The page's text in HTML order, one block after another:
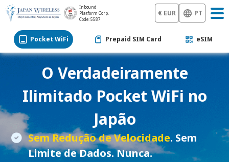
Inbound
Platform Corp.
Code: 5587
€ EUR PT
Pocket WiFi Prepaid SIM Card eSIM
O Verdadeiramente
Ilimitado Pocket WiFi no
Japão
Sem Redução de Velocidade. Sem
Limite de Dados. Nunca.